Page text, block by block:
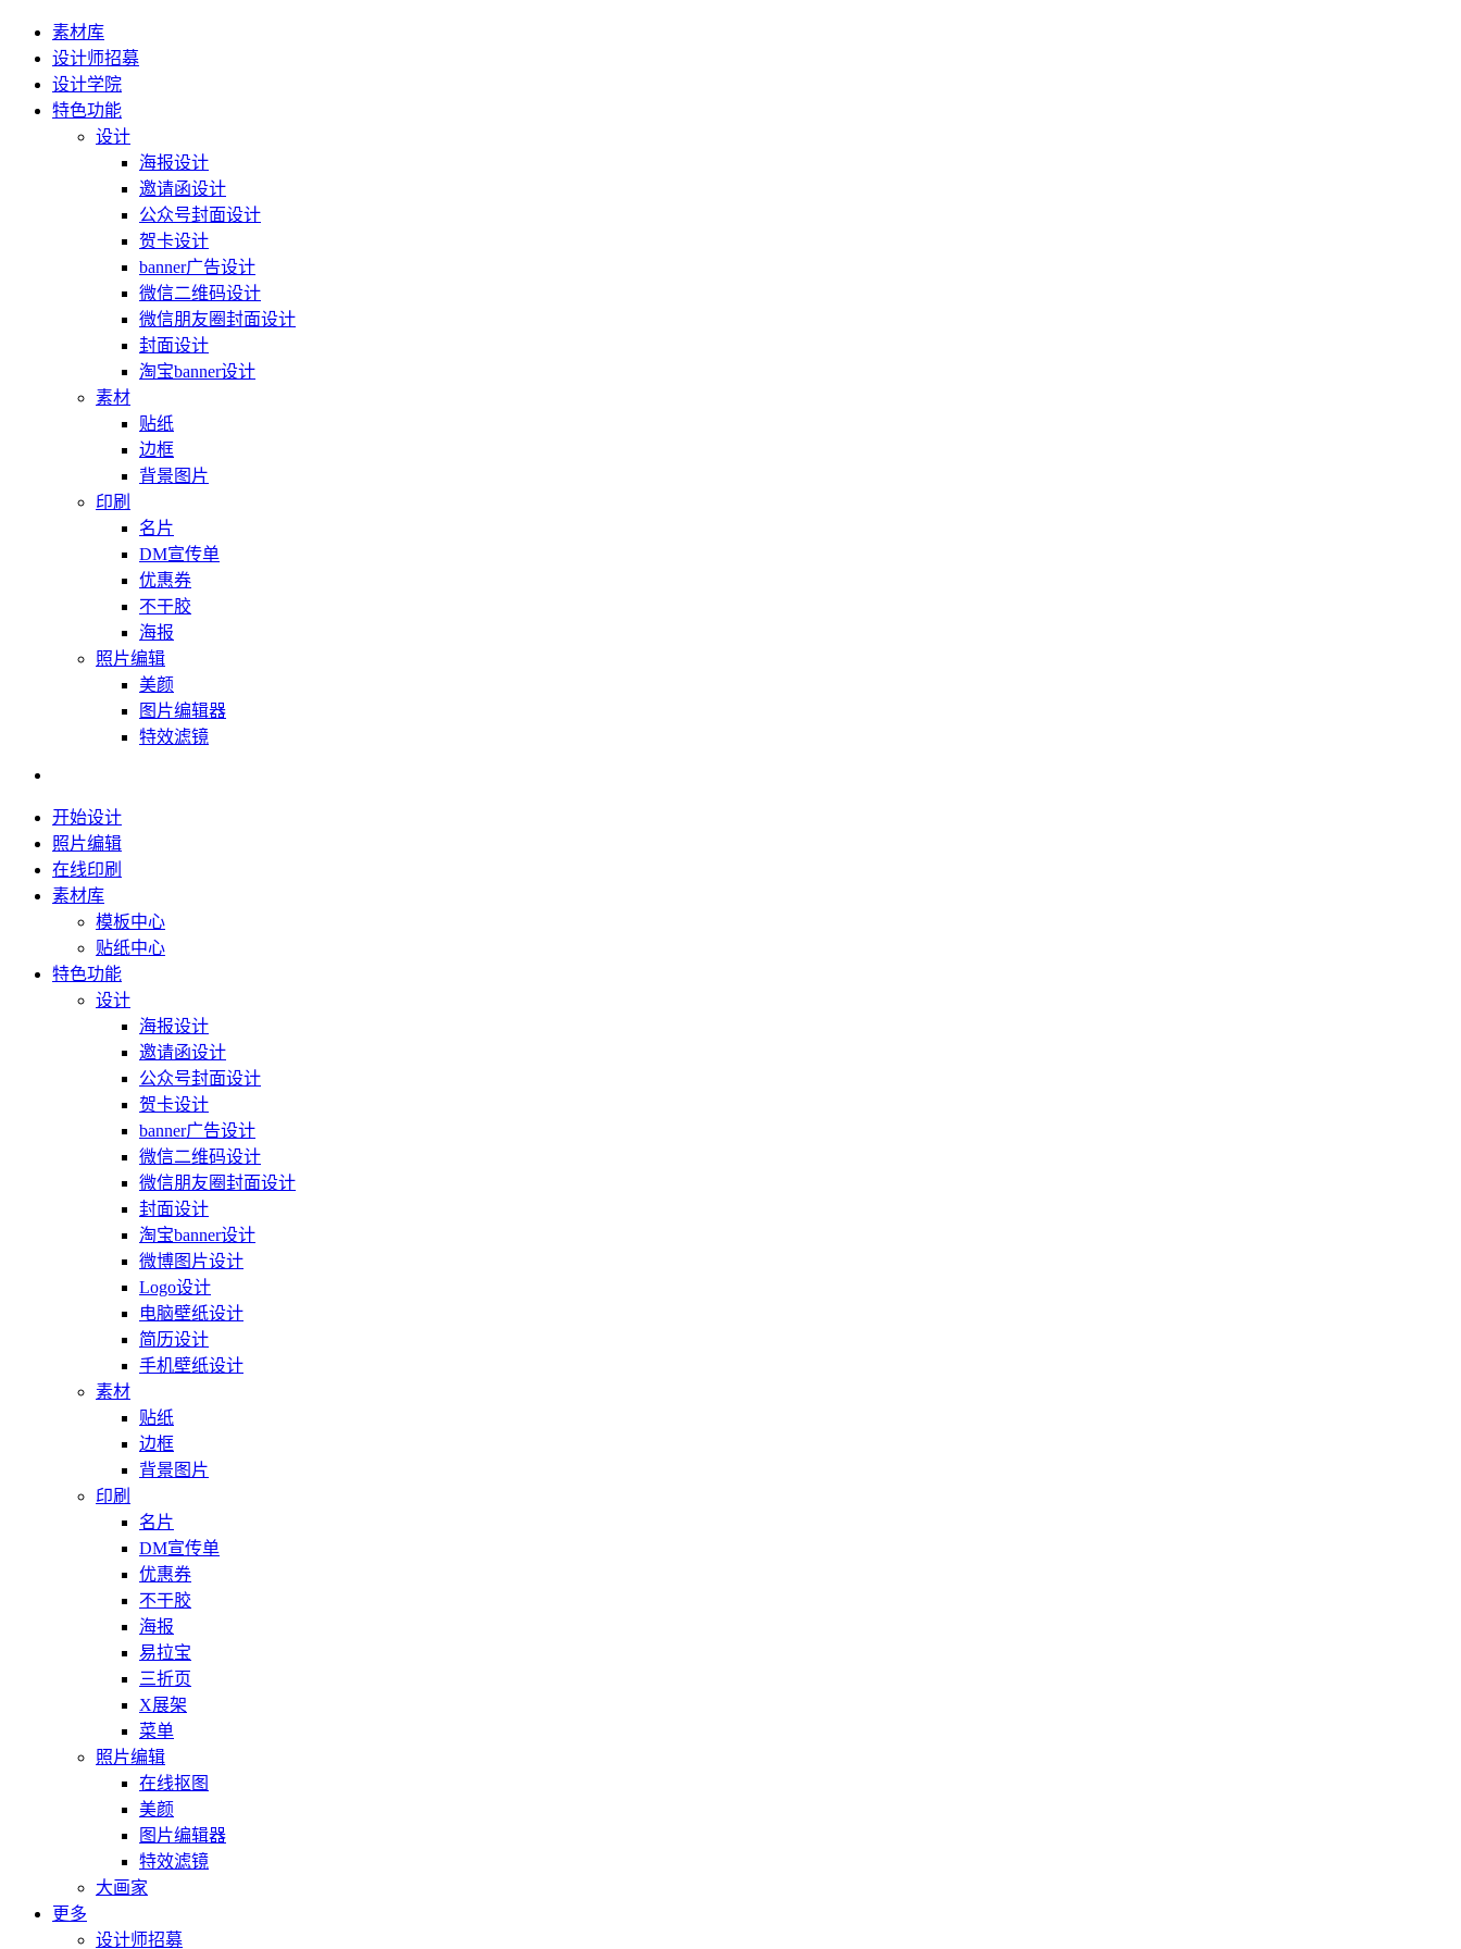
素材库
设计师招募
设计学院
特色功能
设计
海报设计
邀请函设计
公众号封面设计
贺卡设计
banner广告设计
微信二维码设计
微信朋友圈封面设计
封面设计
淘宝banner设计
素材
贴纸
边框
背景图片
印刷
名片
DM宣传单
优惠券
不干胶
海报
照片编辑
美颜
图片编辑器
特效滤镜
开始设计
照片编辑
在线印刷
素材库
模板中心
贴纸中心
特色功能
设计
海报设计
邀请函设计
公众号封面设计
贺卡设计
banner广告设计
微信二维码设计
微信朋友圈封面设计
封面设计
淘宝banner设计
微博图片设计
Logo设计
电脑壁纸设计
简历设计
手机壁纸设计
素材
贴纸
边框
背景图片
印刷
名片
DM宣传单
优惠券
不干胶
海报
易拉宝
三折页
X展架
菜单
照片编辑
在线抠图
美颜
图片编辑器
特效滤镜
大画家
更多
设计师招募